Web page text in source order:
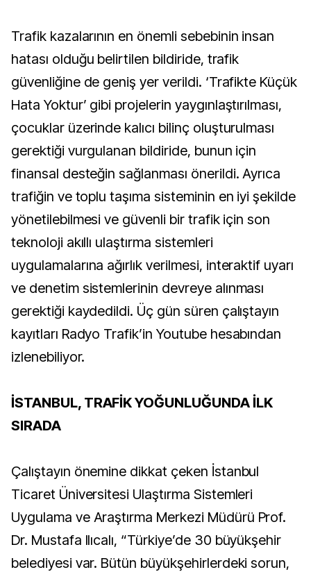
Trafik kazalarının en önemli sebebinin insan
hatası olduğu belirtilen bildiride, trafik
güvenliğine de geniş yer verildi. ‘Trafikte Küçük
Hata Yoktur’ gibi projelerin yaygınlaştırılması,
çocuklar üzerinde kalıcı bilinç oluşturulması
gerektiği vurgulanan bildiride, bunun için
finansal desteğin sağlanması önerildi. Ayrıca
trafiğin ve toplu taşıma sisteminin en iyi şekilde
yönetilebilmesi ve güvenli bir trafik için son
teknoloji akıllı ulaştırma sistemleri
uygulamalarına ağırlık verilmesi, interaktif uyarı
ve denetim sistemlerinin devreye alınması
gerektiği kaydedildi. Üç gün süren çalıştayın
kayıtları Radyo Trafik’in Youtube hesabından
izlenebiliyor.
İSTANBUL, TRAFİK YOĞUNLUĞUNDA İLK
SIRADA
Çalıştayın önemine dikkat çeken İstanbul
Ticaret Üniversitesi Ulaştırma Sistemleri
Uygulama ve Araştırma Merkezi Müdürü Prof.
Dr. Mustafa Ilıcalı, “Türkiye’de 30 büyükşehir
belediyesi var. Bütün büyükşehirlerdeki sorun,